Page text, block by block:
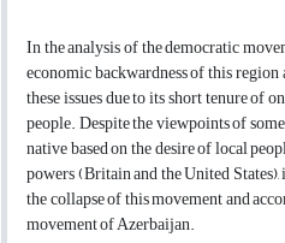
In the analysis of the democratic
economic backwardness of this
these issues due to its short tenure of
people. Despite the viewpoints of
native based on the desire of local
powers (Britain and the United
the collapse of this movement and
movement of Azerbaijan.